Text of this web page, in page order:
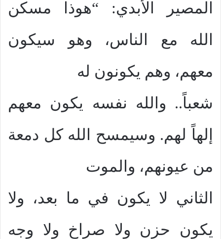
المصير الأبدي: “هوذا مسكن
الله مع الناس، وهو سيكون
معهم، وهم يكونون له
شعباً.. والله نفسه يكون معهم
إلهاً لهم. وسيمسح الله كل دمعة
من عيونهم، والموت
الثاني لا يكون في ما بعد، ولا
يكون حزن ولا صراخ ولا وجه